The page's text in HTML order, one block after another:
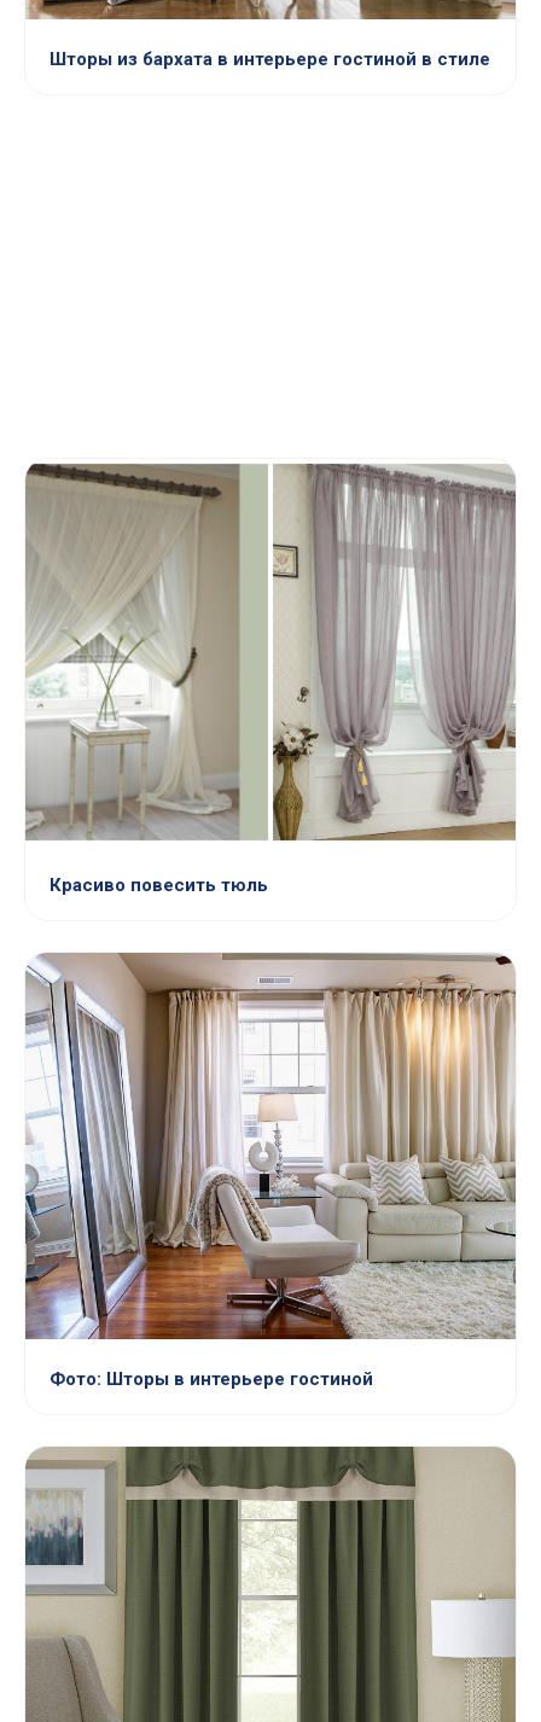
Шторы из бархата в интерьере гостиной в стиле
Красиво повесить тюль
Фото: Шторы в интерьере гостиной